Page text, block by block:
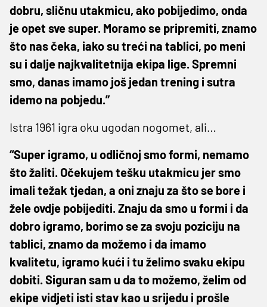
dobru, sličnu utakmicu, ako pobijedimo, onda
je opet sve super. Moramo se pripremiti, znamo
što nas čeka, iako su treći na tablici, po meni
su i dalje najkvalitetnija ekipa lige. Spremni
smo, danas imamo još jedan trening i sutra
idemo na pobjedu.”
Istra 1961 igra oku ugodan nogomet, ali…
“Super igramo, u odličnoj smo formi, nemamo
što žaliti. Očekujem tešku utakmicu jer smo
imali težak tjedan, a oni znaju za što se bore i
žele ovdje pobijediti. Znaju da smo u formi i da
dobro igramo, borimo se za svoju poziciju na
tablici, znamo da možemo i da imamo
kvalitetu, igramo kući i tu želimo svaku ekipu
dobiti. Siguran sam u da to možemo, želim od
ekipe vidjeti isti stav kao u srijedu i prošle